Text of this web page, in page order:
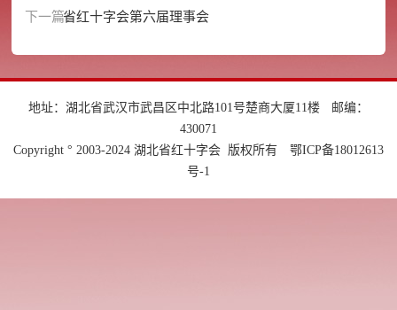
下一篇：省红十字会第六届理事会
地址：湖北省武汉市武昌区中北路101号楚商大厦11楼
邮编：
430071
Copyright ° 2003-2024 湖北省红十字会 版权所有
鄂ICP备18012613
号-1